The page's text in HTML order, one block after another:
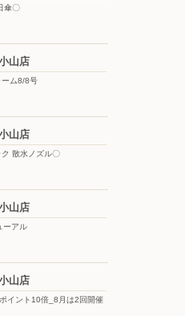
夏物大処分 移動式クーラー〇
傘〇
山店
ーム8/8号
山店
散水ノズル〇
山店
ーアル
山店
イント10倍_8月は2回開催